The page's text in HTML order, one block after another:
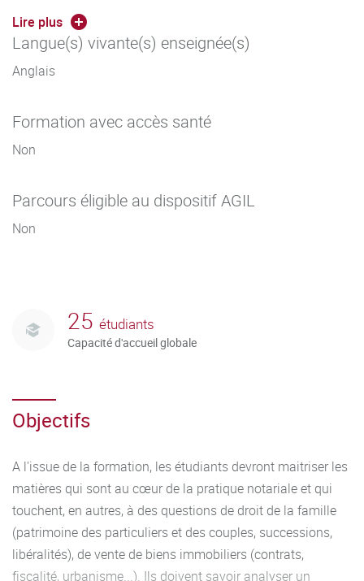
du droit qui régissent la vie des particuliers, des
professionnels et aussi des collectivités territoriales. Pour
assurer cette mission, ils s'appuient tant en amont qu'en
aval sur des collaborateurs compétents, rigoureux,
nécessaires, de préparer et rédiger les actes dans les
différents domaines du droit. La licence professionnelle
Lire plus
Langue(s) vivante(s) enseignée(s)
Anglais
Formation avec accès santé
Non
Parcours éligible au dispositif AGIL
Non
25 étudiants
Capacité d'accueil globale
Objectifs
A l'issue de la formation, les étudiants devront maitriser les
matières qui sont au cœur de la pratique notariale et qui
touchent, en autres, à des questions de droit de la famille
(patrimoine des particuliers et des couples, successions,
libéralités), de vente de biens immobiliers (contrats,
fiscalité, urbanisme...). Ils doivent savoir analyser un